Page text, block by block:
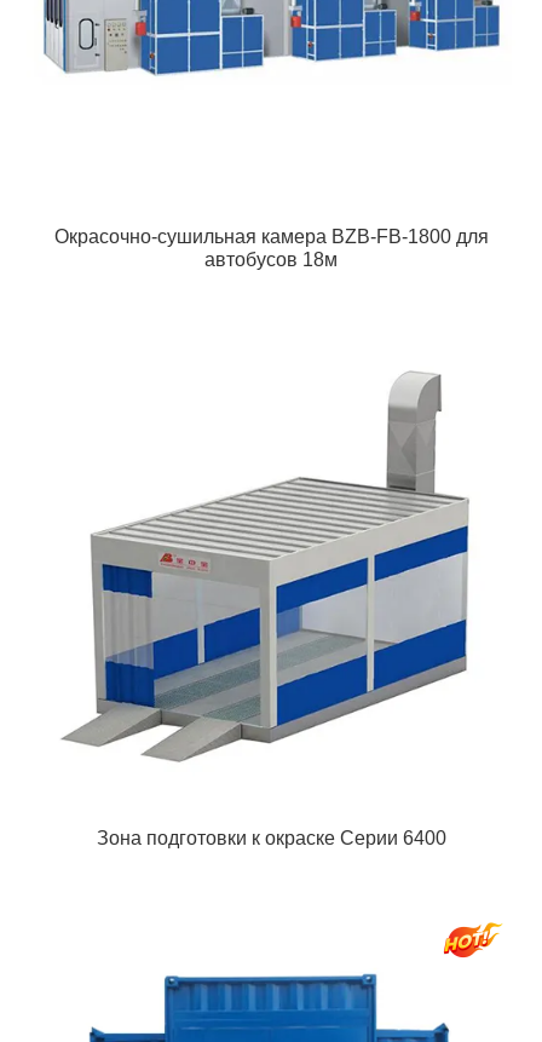
Окрасочно-сушильная камера BZB-FB-1800 для
автобусов 18м
Зона подготовки к окраске Cерии 6400